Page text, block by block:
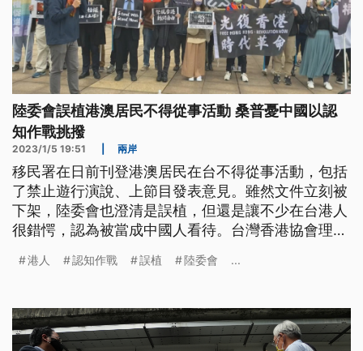
陸委會誤植港澳居民不得從事活動 桑普憂中國以認
知作戰挑撥
2023/1/5 19:51 兩岸
移民署在日前刊登港澳居民在台不得從事活動，包括
了禁止遊行演說、上節目發表意見。雖然文件立刻被
下架，陸委會也澄清是誤植，但還是讓不少在台港人
很錯愕，認為被當成中國人看待。台灣香港協會理事
戰的方式，來挑撥台港情誼。
港人 認知作戰 誤植 陸委會 ...